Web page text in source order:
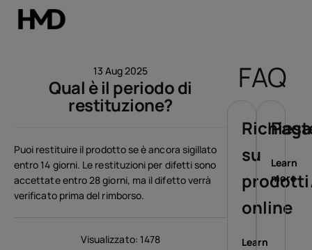
Smartphones
Accessori
Offerte
13 Aug 2025
Qual è il periodo di
restituzione?
Puoi restituire il prodotto se è ancora sigillato
entro 14 giorni. Le restituzioni per difetti sono
accettate entro 28 giorni, ma il difetto verrà
verificato prima del rimborso.
Visualizzato: 1478
FAQ
su
online
Learn
Learn
more